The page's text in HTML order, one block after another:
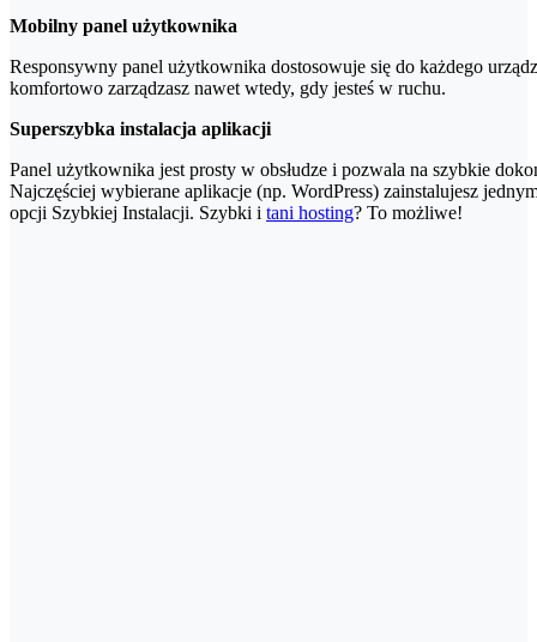
Mobilny panel użytkownika
Responsywny panel użytkownika dostosowuje się do każdego
komfortowo zarządzasz nawet wtedy, gdy jesteś w ruchu.
Superszybka instalacja aplikacji
Panel użytkownika jest prosty w obsłudze i pozwala na szybkie
Najczęściej wybierane aplikacje (np. WordPress) zainstalujesz
opcji Szybkiej Instalacji. Szybki i tani hosting? To możliwe!